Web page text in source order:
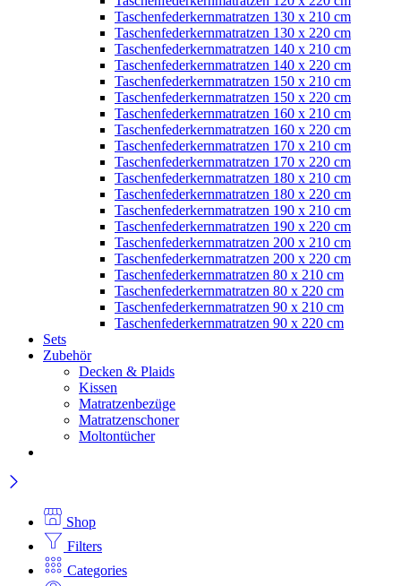
Taschenfederkernmatratzen 130 x 210 cm
Taschenfederkernmatratzen 130 x 220 cm
Taschenfederkernmatratzen 140 x 210 cm
Taschenfederkernmatratzen 140 x 220 cm
Taschenfederkernmatratzen 150 x 210 cm
Taschenfederkernmatratzen 150 x 220 cm
Taschenfederkernmatratzen 160 x 210 cm
Taschenfederkernmatratzen 160 x 220 cm
Taschenfederkernmatratzen 170 x 210 cm
Taschenfederkernmatratzen 170 x 220 cm
Taschenfederkernmatratzen 180 x 210 cm
Taschenfederkernmatratzen 180 x 220 cm
Taschenfederkernmatratzen 190 x 210 cm
Taschenfederkernmatratzen 190 x 220 cm
Taschenfederkernmatratzen 200 x 210 cm
Taschenfederkernmatratzen 200 x 220 cm
Taschenfederkernmatratzen 80 x 210 cm
Taschenfederkernmatratzen 80 x 220 cm
Taschenfederkernmatratzen 90 x 210 cm
Taschenfederkernmatratzen 90 x 220 cm
Sets
Zubehör
Decken & Plaids
Kissen
Matratzenbezüge
Matratzenschoner
Moltontücher
Shop
Filters
Categories